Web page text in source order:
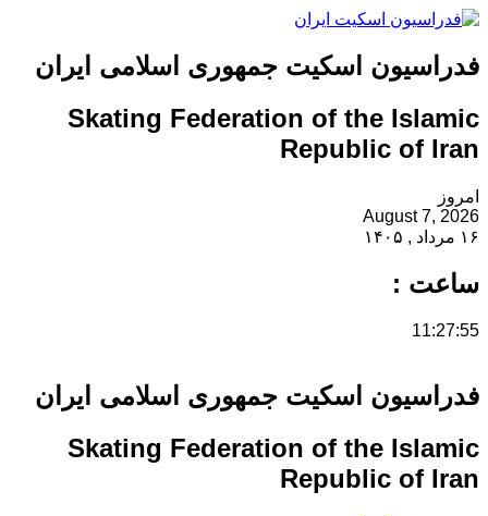
فدراسیون اسکیت جمهوری اسلامی ایران
Skating Federation of the Islamic
Republic of Iran
امروز
August 7, 2026
۱۶ مرداد , ۱۴۰۵
ساعت :
11:27:55
فدراسیون اسکیت جمهوری اسلامی ایران
Skating Federation of the Islamic
Republic of Iran